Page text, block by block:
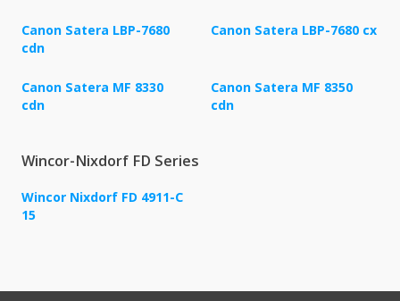
Canon Satera LBP-7680
cdn
Canon Satera LBP-7680 cx
Canon Satera MF 8330
cdn
Canon Satera MF 8350
cdn
Wincor-Nixdorf FD Series
Wincor Nixdorf FD 4911-C
15